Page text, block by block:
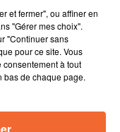
de Noël à
la collecte
0:00
et fermer", ou affiner en
"Gérer mes choix".
"Continuer sans
pour ce site. Vous
consentement à tout
bas de chaque page.